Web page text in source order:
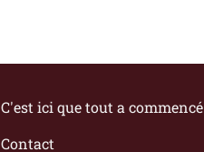
C'est ici que tout a commencé
Contact